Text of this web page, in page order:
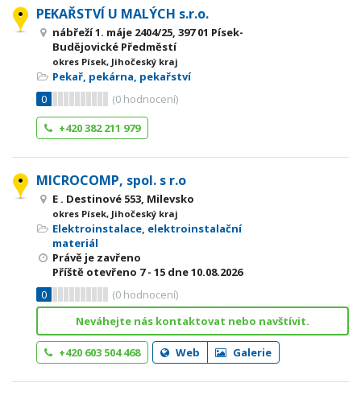
PEKAŘSTVÍ U MALÝCH s.r.o.
nábřeží 1. máje 2404/25, 397 01 Písek-
Budějovické Předměstí
okres Písek, Jihočeský kraj
Pekař, pekárna, pekařství
0
(0 hodnocení)
+420 382 211 979
MICROCOMP, spol. s r.o
E . Destinové 553, Milevsko
okres Písek, Jihočeský kraj
Elektroinstalace, elektroinstalační
materiál
Právě je zavřeno
Příště otevřeno 7 - 15 dne 10.08.2026
0
(0 hodnocení)
Neváhejte nás kontaktovat nebo navštívit.
+420 603 504 468 Web Galerie